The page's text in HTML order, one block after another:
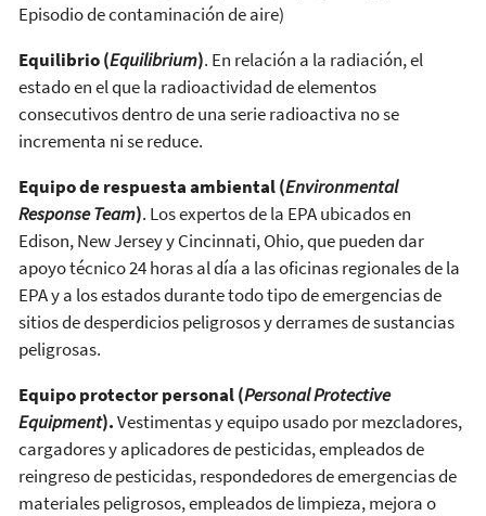
Episodio de contaminación de aire)
Equilibrio (Equilibrium). En relación a la radiación, el
estado en el que la radioactividad de elementos
consecutivos dentro de una serie radioactiva no se
incrementa ni se reduce.
Equipo de respuesta ambiental (Environmental
Response Team). Los expertos de la EPA ubicados en
Edison, New Jersey y Cincinnati, Ohio, que pueden dar
apoyo técnico 24 horas al día a las oficinas regionales de la
EPA y a los estados durante todo tipo de emergencias de
sitios de desperdicios peligrosos y derrames de sustancias
peligrosas.
Equipo protector personal (Personal Protective
Equipment).Vestimentas y equipo usado por mezcladores,
cargadores y aplicadores de pesticidas, empleados de
reingreso de pesticidas, respondedores de emergencias de
materiales peligrosos, empleados de limpieza, mejora o